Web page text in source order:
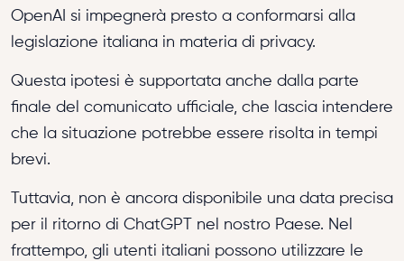
OpenAI si impegnerà presto a conformarsi alla
legislazione italiana in materia di privacy.
Questa ipotesi è supportata anche dalla parte
finale del comunicato ufficiale, che lascia intendere
che la situazione potrebbe essere risolta in tempi
brevi.
Tuttavia, non è ancora disponibile una data precisa
per il ritorno di ChatGPT nel nostro Paese. Nel
frattempo, gli utenti italiani possono utilizzare le